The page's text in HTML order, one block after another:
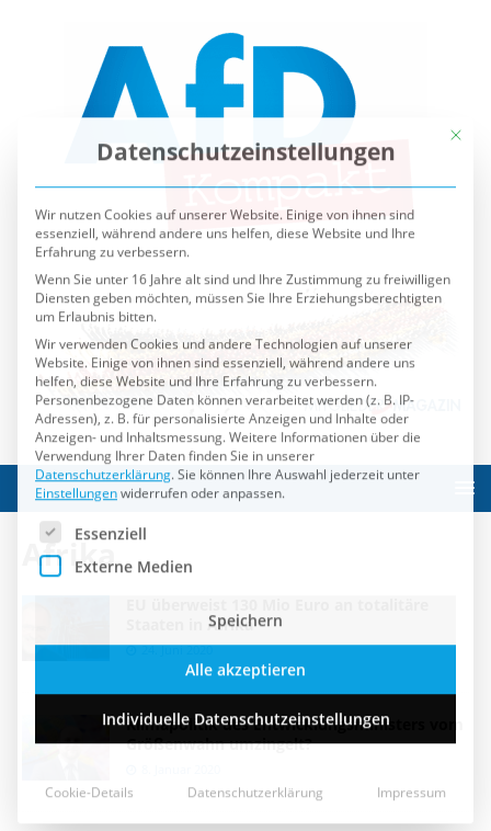
Afrika
Staaten in Afrika
24. Juni 2020
Klimapolitik des Entwicklungsministers vom
Größenwahn umzingelt?
Datenschutzeinstellungen
Wir nutzen Cookies auf unserer Website. Einige von ihnen sind
Erfahrung zu verbessern.
um Erlaubnis bitten.
Wir verwenden Cookies und andere Technologien auf unserer
Website. Einige von ihnen sind essenziell, während andere uns
helfen, diese Website und Ihre Erfahrung zu verbessern.
Personenbezogene Daten können verarbeitet werden (z. B. IP-
Adressen), z. B. für personalisierte Anzeigen und Inhalte oder
Anzeigen- und Inhaltsmessung.
Weitere Informationen über die
Verwendung Ihrer Daten finden Sie in unserer
Datenschutzerklärung.Sie können Ihre Auswahl jederzeit unter
Einstellungen widerrufen oder anpassen.
Es folgt eine Liste der Service-Gruppen, für die eine
Essenziell
Externe Medien
Alle akzeptieren
Individuelle Datenschutzeinstellungen
Cookie-Details Datenschutzerklärung Impressum